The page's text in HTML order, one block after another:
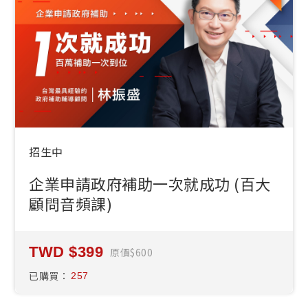
招生中
企業申請政府補助一次就成功 (百大
顧問音頻課)
399 原價 600
已購買：
257